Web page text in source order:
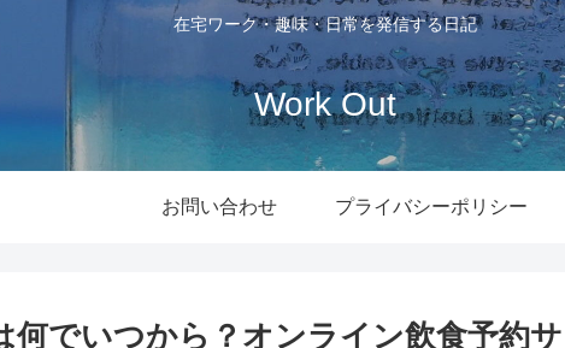
在宅ワーク・趣味・日常を発信する日記
Work Out
お問い合わせ プライバシーポリシー
何でいつから？オンライン飲食予約サ